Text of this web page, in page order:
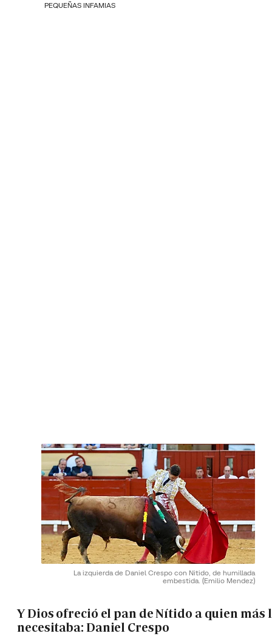
PEQUEÑAS INFAMIAS
La izquierda de Daniel Crespo con Nitido, de humillada
embestida. (Emilio Mendez)
Y Dios ofreció el pan de Nítido a quien más
necesitaba: Daniel Crespo